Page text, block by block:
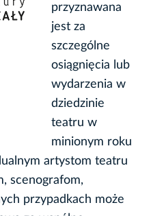
przyznawana
jest za
szczególne
osiągnięcia lub
wydarzenia w
dziedzinie
teatru w
minionym roku
artystom teatru
scenografom,
przypadkach może